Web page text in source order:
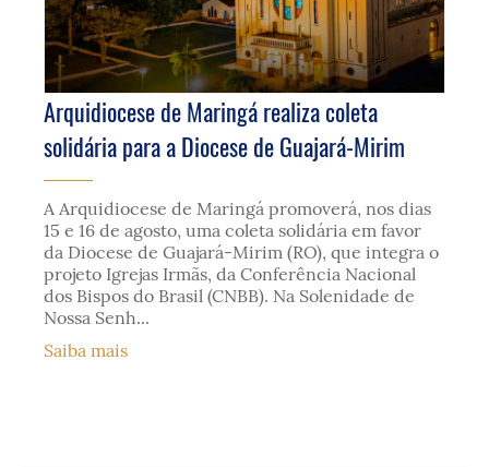
Arquidiocese de Maringá realiza coleta
solidária para a Diocese de Guajará-Mirim
A Arquidiocese de Maringá promoverá, nos dias
15 e 16 de agosto, uma coleta solidária em favor
da Diocese de Guajará-Mirim (RO), que integra o
projeto Igrejas Irmãs, da Conferência Nacional
dos Bispos do Brasil (CNBB). Na Solenidade de
Nossa Senh...
Saiba mais